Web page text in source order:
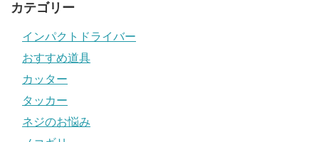
カテゴリー
インパクトドライバー
おすすめ道具
カッター
タッカー
ネジのお悩み